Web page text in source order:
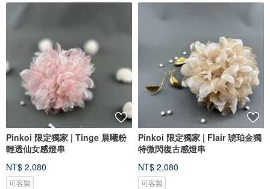
Pinkoi 限定獨家 | Tinge 晨曦粉
輕透仙女感燈串
NT$ 2,080
可客製
Pinkoi 限定獨家 | Flair 琥珀金獨
特微閃復古感燈串
NT$ 2,080
可客製